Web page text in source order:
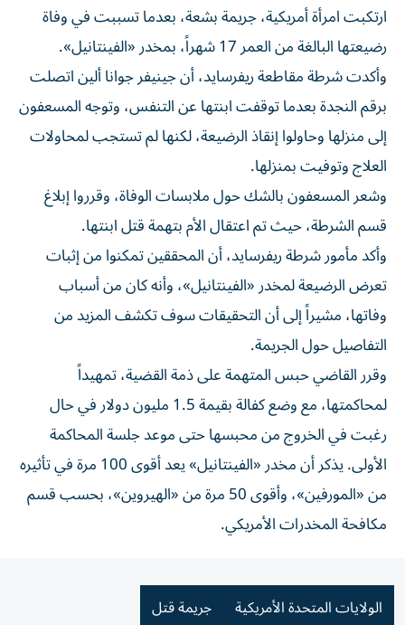
ارتكبت امرأة أمريكية، جريمة بشعة، بعدما تسببت في وفاة
رضيعتها البالغة من العمر 17 شهراً، بمخدر «الفينتانيل».
وأكدت شرطة مقاطعة ريفرسايد، أن جينيفر جوانا ألين اتصلت
برقم النجدة بعدما توقفت ابنتها عن التنفس، وتوجه المسعفون
إلى منزلها وحاولوا إنقاذ الرضيعة، لكنها لم تستجب لمحاولات
العلاج وتوفيت بمنزلها.
وشعر المسعفون بالشك حول ملابسات الوفاة، وقرروا إبلاغ
قسم الشرطة، حيث تم اعتقال الأم بتهمة قتل ابنتها.
وأكد مأمور شرطة ريفرسايد، أن المحققين تمكنوا من إثبات
تعرض الرضيعة لمخدر «الفينتانيل»، وأنه كان من أسباب
وفاتها، مشيراً إلى أن التحقيقات سوف تكشف المزيد من
التفاصيل حول الجريمة.
وقرر القاضي حبس المتهمة على ذمة القضية، تمهيداً
لمحاكمتها، مع وضع كفالة بقيمة 1.5 مليون دولار في حال
رغبت في الخروج من محبسها حتى موعد جلسة المحاكمة
الأولى. يذكر أن مخدر «الفينتانيل» يعد أقوى 100 مرة في تأثيره
من «المورفين»، وأقوى 50 مرة من «الهيروين»، بحسب قسم
مكافحة المخدرات الأمريكي.
الولايات المتحدة الأمريكية جريمة قتل